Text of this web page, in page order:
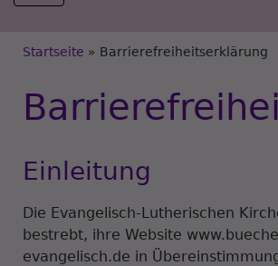
Breadcrumb
Startseite Barrierefreiheitserklärung
Einleitung
Die Evangelisch-Lutherischen
bestrebt, ihre Website
evangelisch.de in